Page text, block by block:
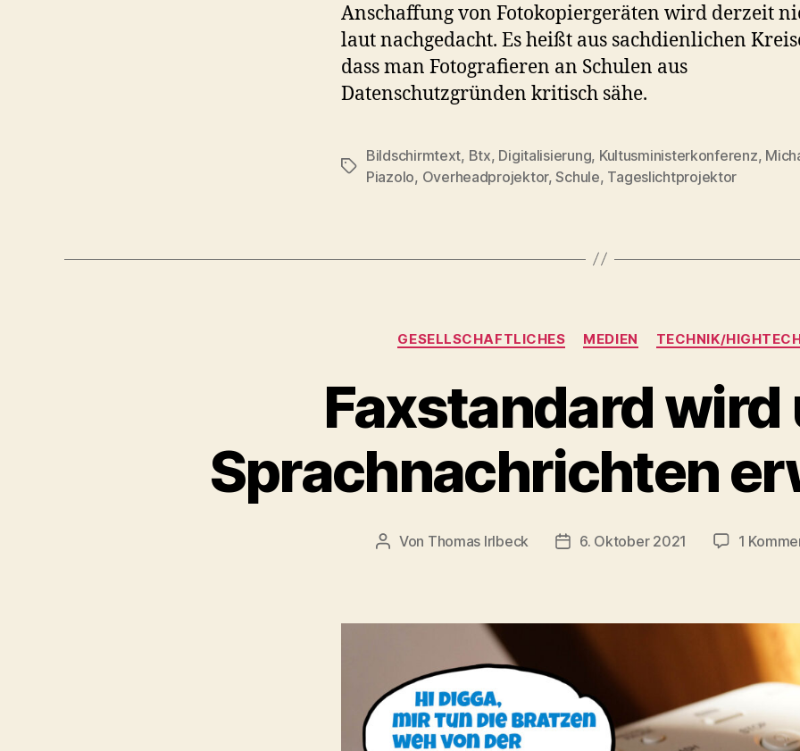
Anschaffung von Fotokopiergeräten wird derzeit
laut nachgedacht. Es heißt aus sachdienlichen
dass man Fotografieren an Schulen aus
Datenschutzgründen kritisch sähe.
Schlagwörter
Bildschirmtext, Btx, Digitalisierung, Kultusministerkonferenz,
Piazolo, Overheadprojektor,Schule, Tageslichtprojektor
Kategorien
GESELLSCHAFTLICHES MEDIEN TECHNIK/
Faxstandard wird
Sprachnachrichten
Beitragsautor
Von Thomas Irlbeck Veröffentlichungsdatum
6. Oktober 2021 1